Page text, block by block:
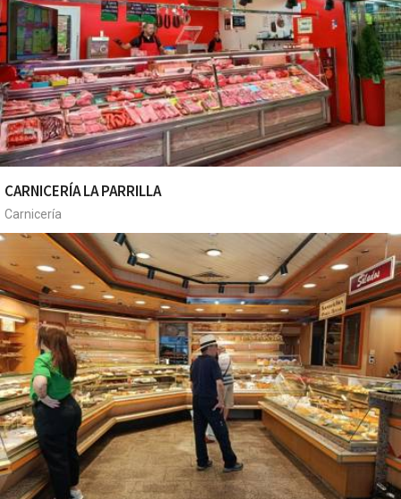
CARNICERÍA LA PARRILLA
Carnicería